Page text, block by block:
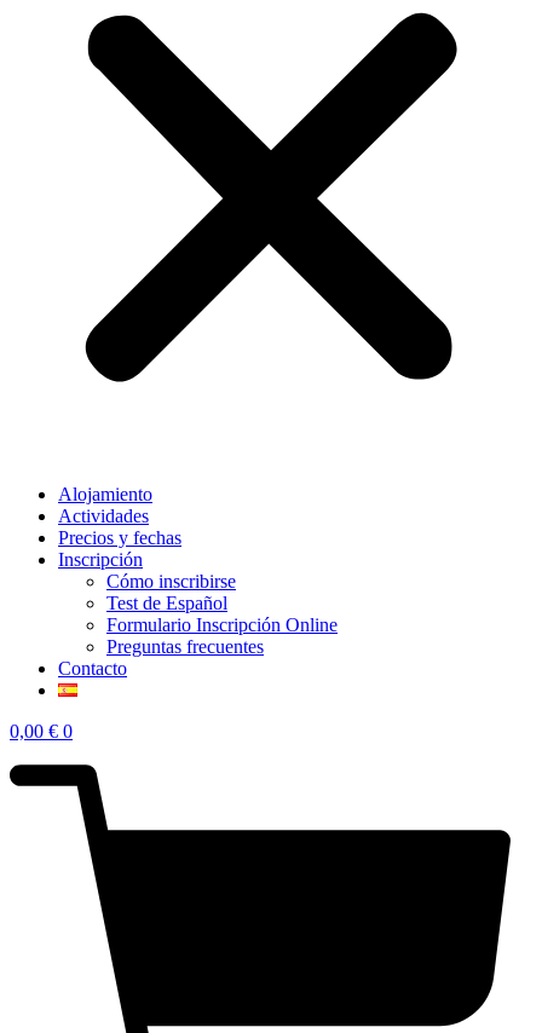
Alojamiento
Actividades
Precios y fechas
Inscripción
Cómo inscribirse
Test de Español
Formulario Inscripción Online
Preguntas frecuentes
Contacto
0,00 € 0